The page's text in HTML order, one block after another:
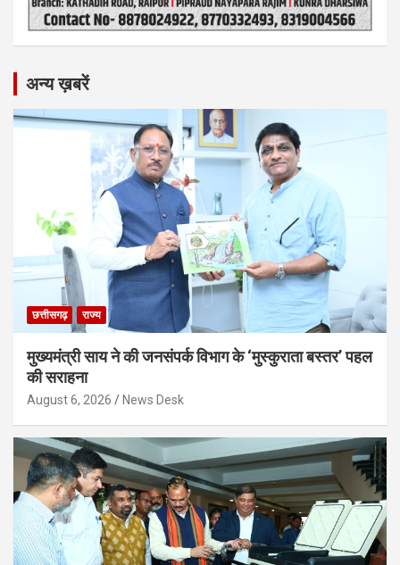
अन्य ख़बरें
छत्तीसगढ़ राज्य
मुख्यमंत्री साय ने की जनसंपर्क विभाग के ‘मुस्कुराता बस्तर’ पहल
की सराहना
August 6, 2026 News Desk